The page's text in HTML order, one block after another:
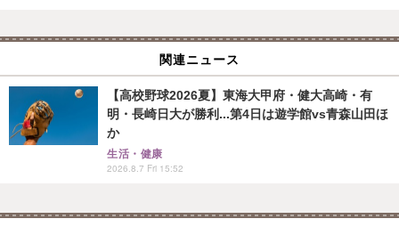
関連ニュース
【高校野球2026夏】東海大甲府・健大高崎・有
明・長崎日大が勝利...第4日は遊学館vs青森山田ほ
か
生活・健康
2026.8.7 Fri 15:52